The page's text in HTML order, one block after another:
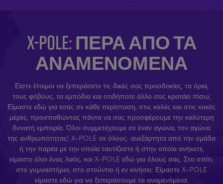
X-POLE: ΠΈΡΑ ΑΠΌ ΤΑ
ΑΝΑΜΕΝΌΜΕΝΑ
Είστε έτοιμοι να ξεπεράσετε τις δικές σας προσδοκίες, τα όρια,
τους φόβους, τα εμπόδια και οτιδήποτε άλλο σας κρατάει πίσω;
Είμαστε εδώ για εσάς σε κάθε περίσταση, στις καλές και στις κακές
μέρες, προσπαθώντας πάντα να σας προσφέρουμε την καλύτερη
δυνατή εμπειρία. Όλοι συμμετέχουμε σε έναν αγώνα, τον αγώνα
της ανθρωπότητας! X-POLE σε όλους· ανεξάρτητα από την ομάδα
ή την παρέα με την οποία ταυτίζεστε ή στην οποία ανήκετε,
είμαστε όλοι ένας λαός, και X-POLE εδώ για όλους σας. Στο σπίτι,
στο γυμναστήριο, στο στούντιο ή εν κινήσει: Είμαστε X-POLE
είμαστε εδώ για να ξεπεράσουμε τα αναμενόμενα.